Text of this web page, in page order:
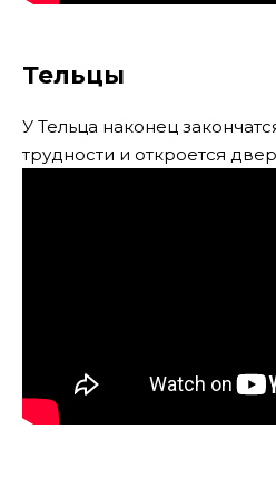
Тельцы
У Тельца наконец
трудности и откроется